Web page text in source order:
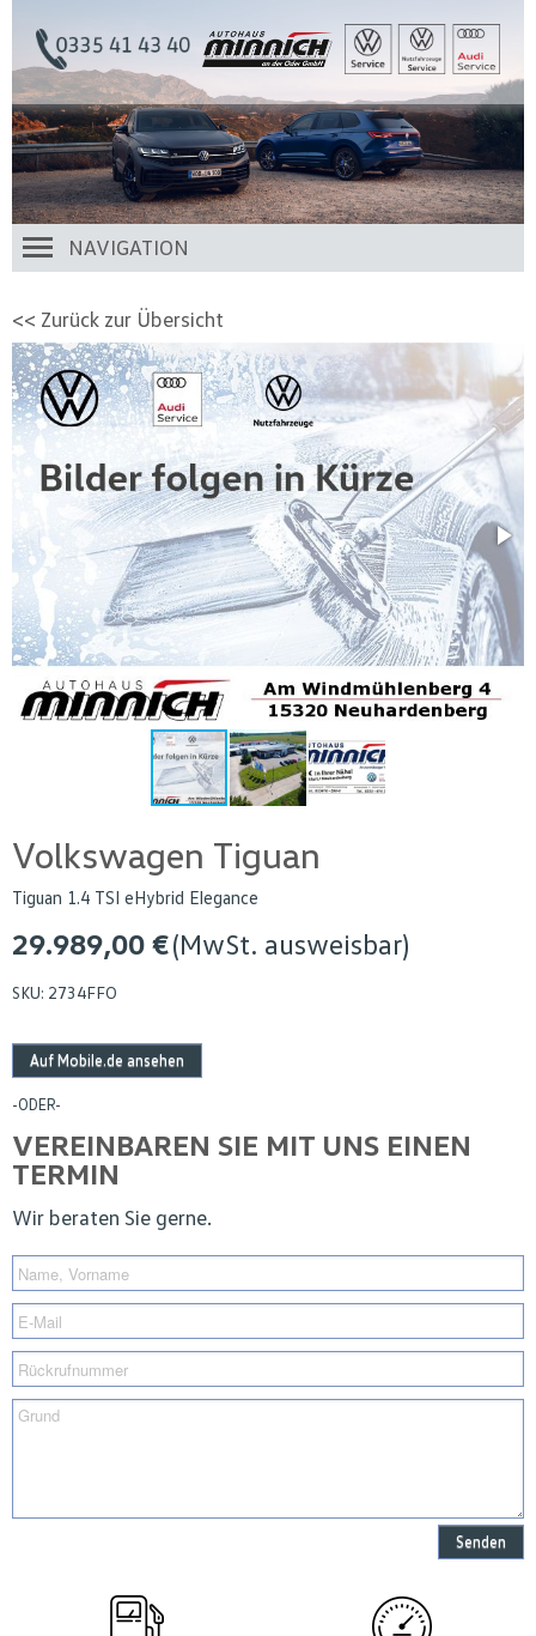
NAVIGATION
<< Zurück zur Übersicht
Volkswagen Tiguan
Tiguan 1.4 TSI eHybrid Elegance
29.989,00 €(MwSt. ausweisbar)
SKU: 2734FFO
Auf Mobile.de ansehen
-ODER-
VEREINBAREN SIE MIT UNS EINEN
TERMIN
Wir beraten Sie gerne.
Senden